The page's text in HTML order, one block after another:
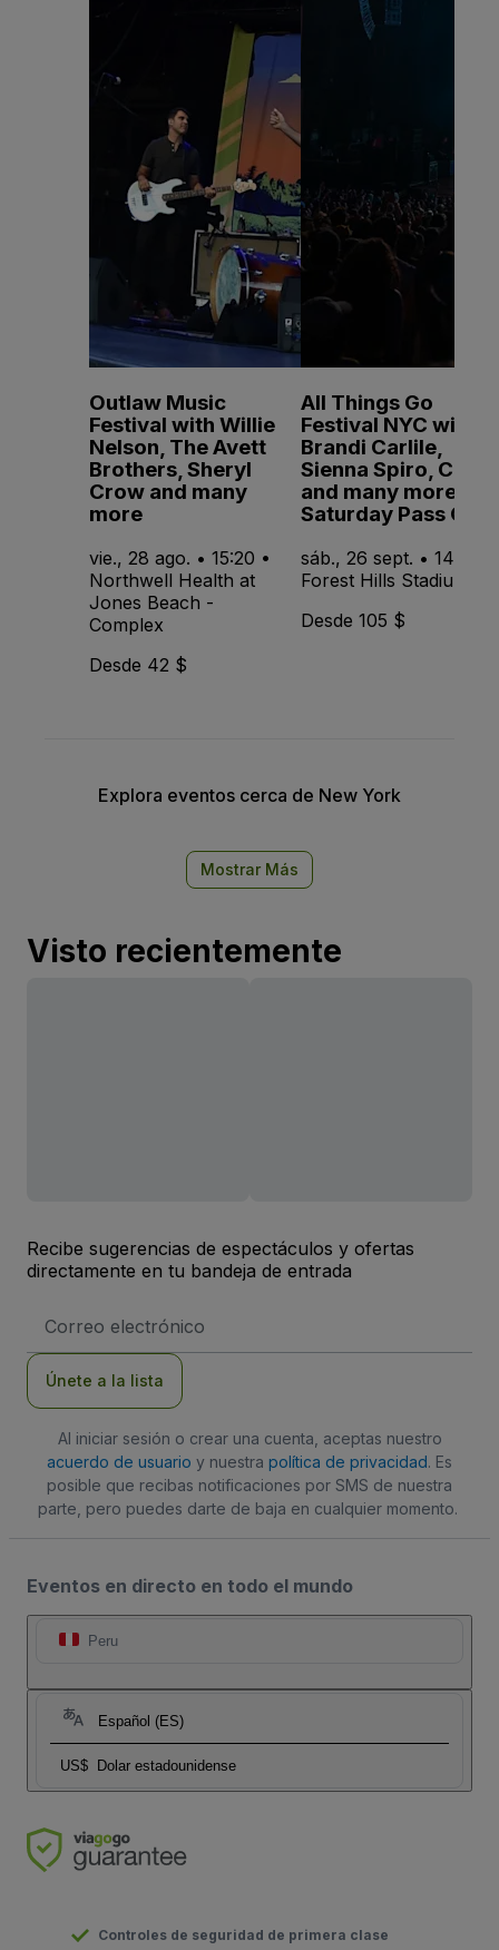
Outlaw Music
Festival with Willie
Nelson, The Avett
Brothers, Sheryl
Crow and many
more
vie., 28 ago. • 15:20 •
Northwell Health at
Jones Beach -
Complex
Desde 42 $
All Things Go
Festival NYC with
Brandi Carlile,
Sienna Spiro, CMAT
and many more -
Saturday Pass Only
sáb., 26 sept. • 14:15 •
Forest Hills Stadium
Desde 105 $
Explora eventos cerca de New York
Mostrar Más
Visto recientemente
Recibe sugerencias de espectáculos y ofertas
directamente en tu bandeja de entrada
de
Únete a la lista
Al iniciar sesión o crear una cuenta, aceptas nuestro
acuerdo de usuario y nuestra política de privacidad. Es
posible que recibas notificaciones por SMS de nuestra
parte, pero puedes darte de baja en cualquier momento.
Eventos en directo en todo el mundo
Peru
Español (ES)
US$ Dolar estadounidense
Controles de seguridad de primera clase